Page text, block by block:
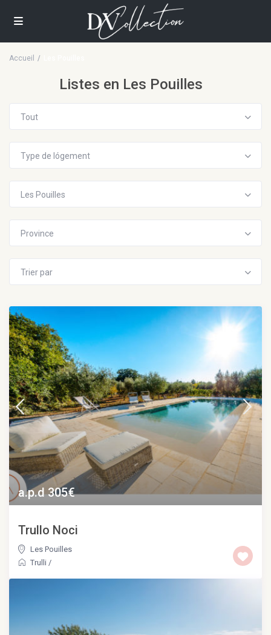
Accueil
Listes en Les Pouilles
Tout
Type de lógement
Les Pouilles
Province
Trier par
a.p.d 305€
Trullo Noci
Les Pouilles
Trulli /